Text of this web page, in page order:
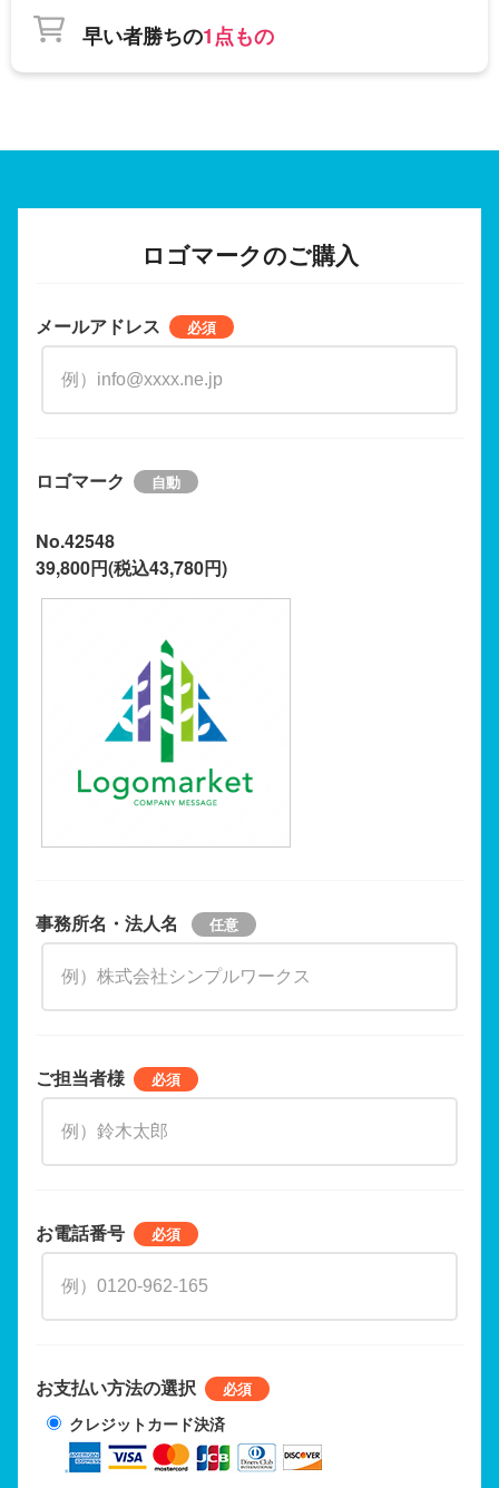
早い者勝ちの1点もの
ロゴマークのご購入
メールアドレス
ロゴマーク
No.42548
39,800円(税込43,780円)
事務所名・法人名
ご担当者様
お電話番号
お支払い方法の選択
クレジットカード決済